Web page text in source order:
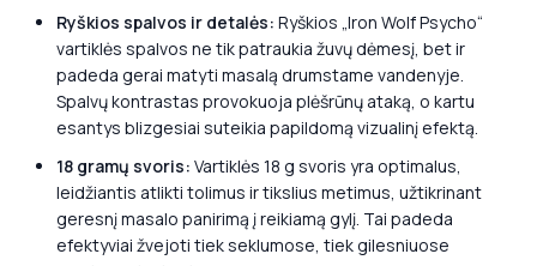
Ryškios spalvos ir detalės: Ryškios „Iron Wolf Psycho“
vartiklės spalvos ne tik patraukia žuvų dėmesį, bet ir
padeda gerai matyti masalą drumstame vandenyje.
Spalvų kontrastas provokuoja plėšrūnų ataką, o kartu
esantys blizgesiai suteikia papildomą vizualinį efektą.
18 gramų svoris: Vartiklės 18 g svoris yra optimalus,
leidžiantis atlikti tolimus ir tikslius metimus, užtikrinant
geresnį masalo panirimą į reikiamą gylį. Tai padeda
efektyviai žvejoti tiek seklumose, tiek gilesniuose